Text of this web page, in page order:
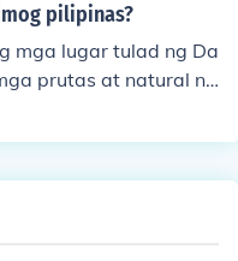
pilipinas?
mga lugar tulad ng Da
prutas at natural na
ang Cagayan de Or
yaman. Ang mga lu